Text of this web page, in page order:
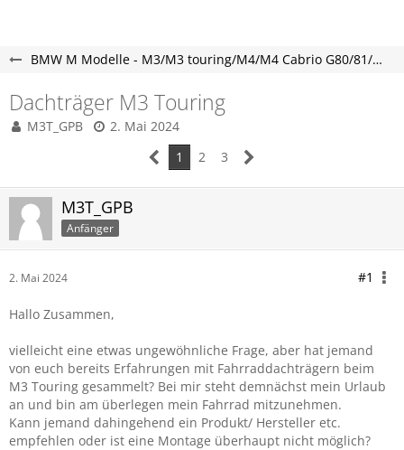
BMW M Modelle - M3/M3 touring/M4/M4 Cabrio G80/81/82/83
Dachträger M3 Touring
M3T_GPB
2. Mai 2024
1
2 3
M3T_GPB
Anfänger
2. Mai 2024 #1
Hallo Zusammen,
vielleicht eine etwas ungewöhnliche Frage, aber hat jemand
von euch bereits Erfahrungen mit Fahrraddachträgern beim
M3 Touring gesammelt? Bei mir steht demnächst mein Urlaub
an und bin am überlegen mein Fahrrad mitzunehmen.
Kann jemand dahingehend ein Produkt/ Hersteller etc.
empfehlen oder ist eine Montage überhaupt nicht möglich?